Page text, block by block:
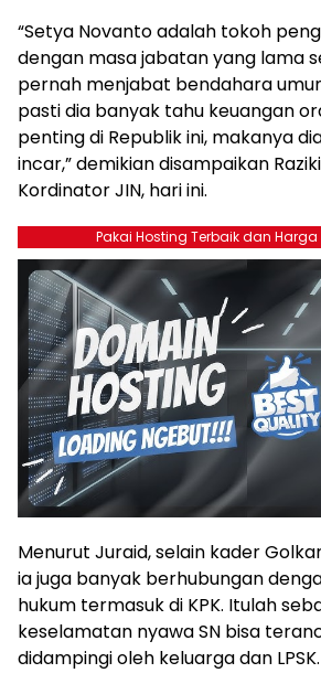
“Setya Novanto adalah tokoh
dengan masa jabatan yang lama
pernah menjabat bendahara
pasti dia banyak tahu keuangan
penting di Republik ini, makanya
incar,” demikian disampaikan
Kordinator JIN, hari ini.
Pakai Hosting Terbaik dan
Menurut Juraid, selain kader
ia juga banyak berhubungan
hukum termasuk di KPK. Itulah
keselamatan nyawa SN bisa
didampingi oleh keluarga dan LPSK.